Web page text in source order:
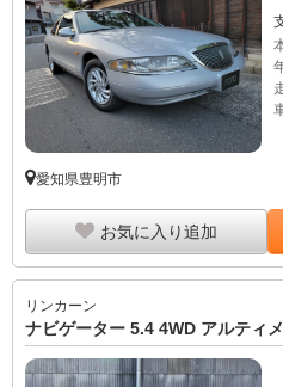
愛知県豊明市
お気に入り追加
リンカーン
ナビゲーター 5.4 4WD アルティ